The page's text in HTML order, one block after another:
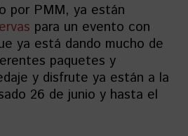
por PMM, ya están
para un evento con
ya está dando mucho de
paquetes y
y disfrute ya están a la
26 de junio y hasta el